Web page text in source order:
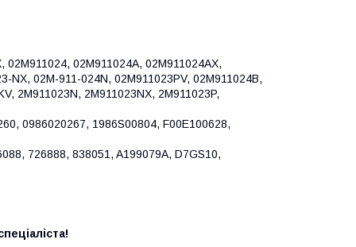
02M911024, 02M911024A, 02M911024AX,
NX, 02M-911-024N, 02M911023PV, 02M911024B,
2M911023N, 2M911023NX, 2M911023P,
0986020267, 1986S00804, F00E100628,
726888, 838051, A199079A, D7GS10,